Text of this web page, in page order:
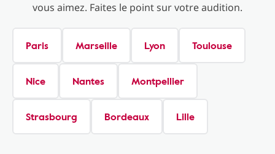
vous aimez. Faites le point sur votre audition.
Paris Marseille Lyon Toulouse
Nice Nantes Montpellier
Strasbourg Bordeaux Lille